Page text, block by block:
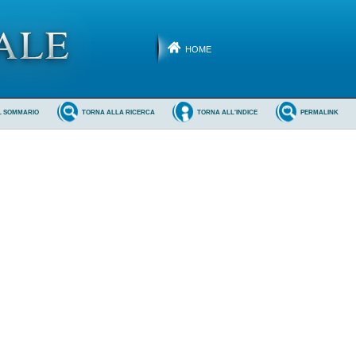
HOME
PERMALINK
TORNA ALL'INDICE
TORNA ALLA RICERCA
SOMMARIO